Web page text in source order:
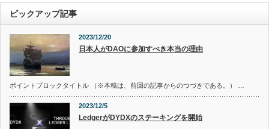
ピックアップ記事
2023/12/20
日本人がDAOに参加すべき本当の理由
ポイントブロックタイトル （※本稿は、前回の記事からのつづきである。） …
2023/12/5
LedgerがDYDXのステーキングを開始